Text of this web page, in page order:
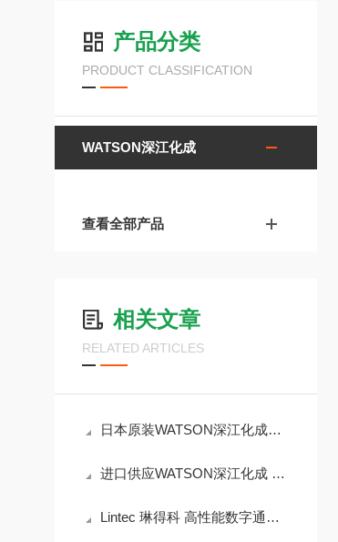
产品分类
PRODUCT CLASSIFICATION
WATSON深江化成
查看全部产品
相关文章
RELATED ARTICLES
日本原装WATSON深江化成单通道移液器N EXTY-S20 2~20 微升
进口供应WATSON深江化成 容量固定移液器NEXTY-F200 200μL
Lintec 琳得科 高性能数字通讯液体质量流量控制器LC-3000L